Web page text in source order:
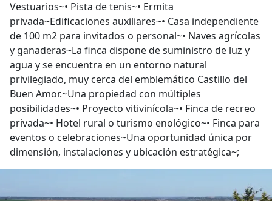
Vestuarios~• Pista de tenis~• Ermita
privada~Edificaciones auxiliares~• Casa independiente
de 100 m2 para invitados o personal~• Naves agrícolas
y ganaderas~La finca dispone de suministro de luz y
agua y se encuentra en un entorno natural
privilegiado, muy cerca del emblemático Castillo del
Buen Amor.~Una propiedad con múltiples
posibilidades~• Proyecto vitivinícola~• Finca de recreo
privada~• Hotel rural o turismo enológico~• Finca para
eventos o celebraciones~Una oportunidad única por
dimensión, instalaciones y ubicación estratégica~;